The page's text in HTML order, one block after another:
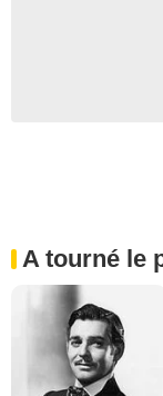
A tourné le